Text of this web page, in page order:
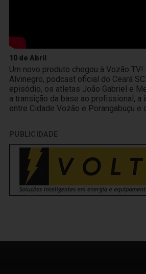
10 de Abril
Um novo produto chegou à Vozão TV!
Alvinegro, podcast oficial do Ceará
episódio, os atletas João Gabriel e
a transição da base ao profissional, a
entre Cidade Vozão e Porangabuçu e
PUBLICIDADE